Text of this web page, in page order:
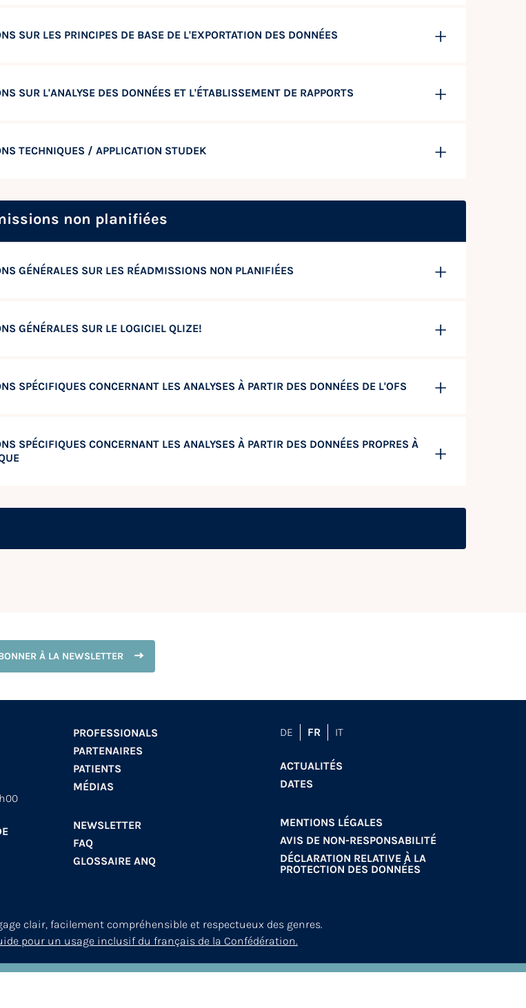
SUR LES PRINCIPES DE BASE DE L'EXPORTATION DES DONNÉES
SUR L'ANALYSE DES DONNÉES ET L'ÉTABLISSEMENT DE RAPPORTS
TECHNIQUES / APPLICATION STUDEK
non planifiées
GÉNÉRALES SUR LES RÉADMISSIONS NON PLANIFIÉES
GÉNÉRALES SUR LE LOGICIEL QLIZE!
SPÉCIFIQUES CONCERNANT LES ANALYSES À PARTIR DES DONNÉES DE L'OFS
SPÉCIFIQUES CONCERNANT LES ANALYSES À PARTIR DES DONNÉES PROPRES À
À LA NEWSLETTER
PROFESSIONALS
PARTENAIRES
PATIENTS
MÉDIAS
NEWSLETTER
FAQ
GLOSSAIRE ANQ
DE FR IT
ACTUALITÉS
DATES
MENTIONS LÉGALES
AVIS DE NON-RESPONSABILITÉ
DÉCLARATION RELATIVE À LA
PROTECTION DES DONNÉES
clair, facilement compréhensible et respectueux des genres.
pour un usage inclusif du français de la Confédération.